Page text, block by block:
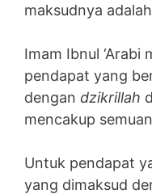
maksudnya
Imam Ibnul ‘Arabi
pendapat yang
dengan dzikrillah
mencakup
Untuk pendapat
yang dimaksud